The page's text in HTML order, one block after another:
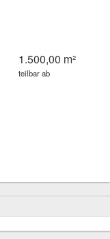
1.500,00 m²
teilbar ab